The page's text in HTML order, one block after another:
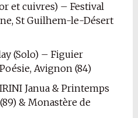
et cuivres) – Festival
St Guilhem-le-Désert
(Solo) – Figuier
Avignon (84)
Janua & Printemps
& Monastère de